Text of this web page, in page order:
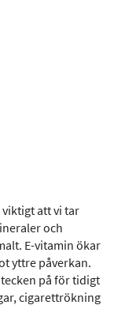
att vi tar
och
E-vitamin ökar
yttre påverkan.
på för tidigt
cigarettrökning